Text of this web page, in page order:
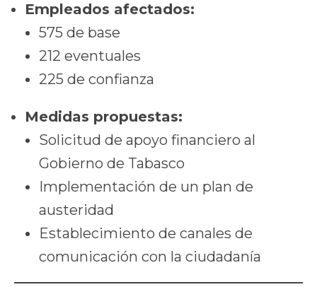
Empleados afectados:
575 de base
212 eventuales
225 de confianza
Medidas propuestas:
Solicitud de apoyo financiero al
Gobierno de Tabasco
Implementación de un plan de
austeridad
Establecimiento de canales de
comunicación con la ciudadanía